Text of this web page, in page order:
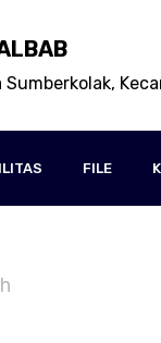
Sumberkolak,
FILE